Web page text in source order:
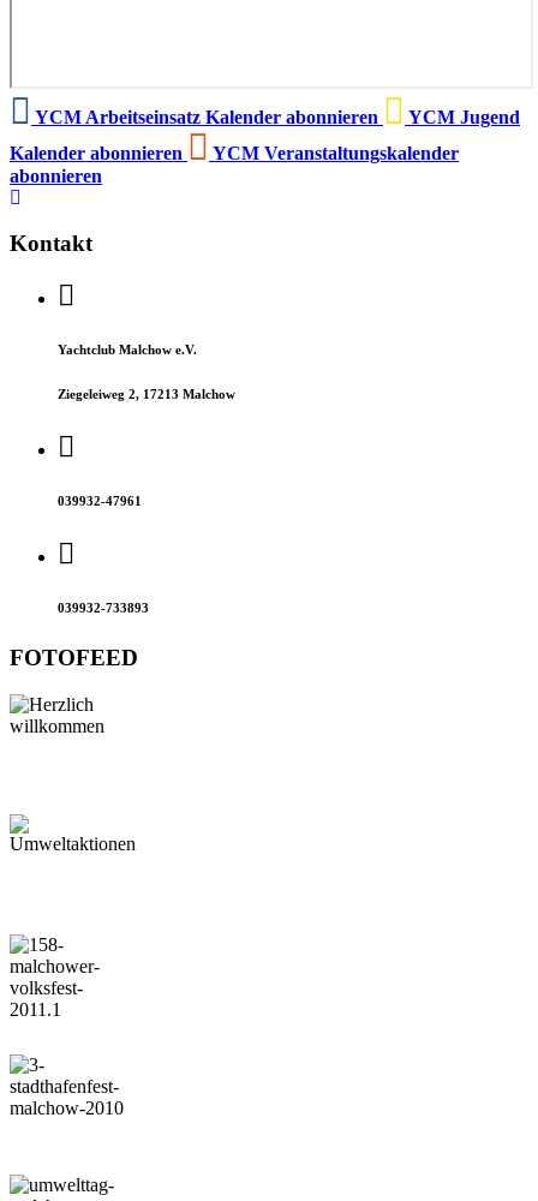
YCM Arbeitseinsatz Kalender abonnieren
YCM Jugend
Kalender abonnieren
YCM Veranstaltungskalender
abonnieren
Kontakt
Yachtclub Malchow e.V.
Ziegeleiweg 2, 17213 Malchow
039932-47961
039932-733893
FOTOFEED